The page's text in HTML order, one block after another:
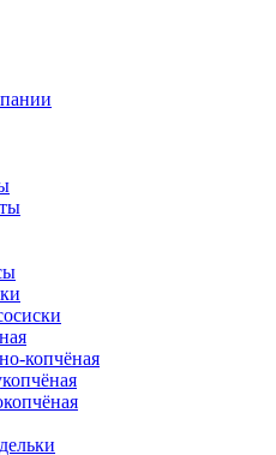
копчёная